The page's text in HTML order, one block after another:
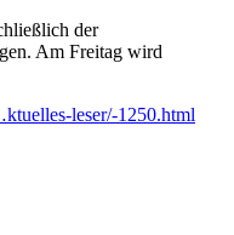
der
Am Freitag wird
leser/-1250.html